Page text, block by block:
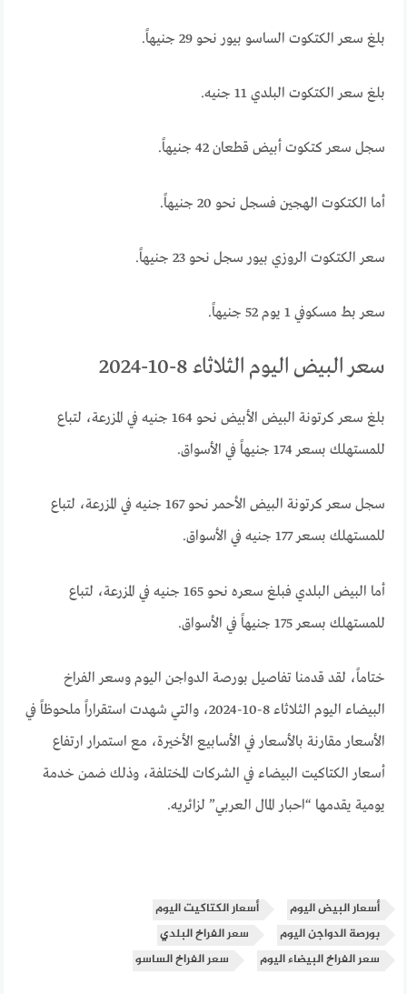
بلغ سعر الكتكوت الساسو بيور نحو 29 جنيهاً.
بلغ سعر الكتكوت البلدي 11 جنيه.
سجل سعر كتكوت أبيض قطعان 42 جنيهاً.
أما الكتكوت الهجين فسجل نحو 20 جنيهاً.
سعر الكتكوت الروزي بيور سجل نحو 23 جنيهاً.
سعر بط مسكوفي 1 يوم 52 جنيهاً.
سعر البيض اليوم الثلاثاء 8-10-2024
بلغ سعر كرتونة البيض الأبيض نحو 164 جنيه في المزرعة، لتباع
للمستهلك بسعر 174 جنيهاً في الأسواق.
سجل سعر كرتونة البيض الأحمر نحو 167 جنيه في المزرعة، لتباع
للمستهلك بسعر 177 جنيه في الأسواق.
أما البيض البلدي فبلغ سعره نحو 165 جنيه في المزرعة، لتباع
للمستهلك بسعر 175 جنيهاً في الأسواق.
ختاماً، لقد قدمنا تفاصيل بورصة الدواجن اليوم وسعر الفراخ
البيضاء اليوم الثلاثاء 8-10-2024، والتي شهدت استقراراً ملحوظاً في
الأسعار مقارنة بالأسعار في الأسابيع الأخيرة، مع استمرار ارتفاع
أسعار الكتاكيت البيضاء في الشركات المختلفة، وذلك ضمن خدمة
يومية يقدمها “احبار المال العربي” لزائريه.
أسعار البيض اليوم
أسعار الكتاكيت اليوم
بورصة الدواجن اليوم
سعر الفراخ البلدي
سعر الفراخ البيضاء اليوم
سعر الفراخ الساسو